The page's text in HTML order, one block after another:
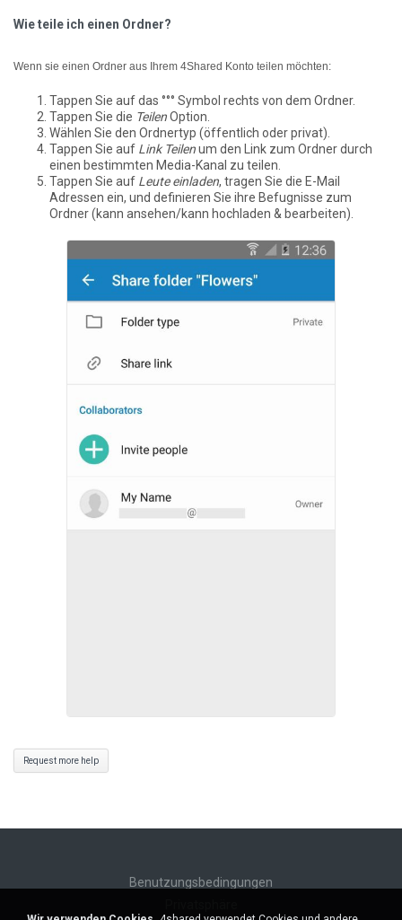
Wie teile ich einen Ordner?
Wenn sie einen Ordner aus Ihrem 4Shared Konto teilen möchten:
Tappen Sie auf das °°° Symbol rechts von dem Ordner.
Tappen Sie die TeilenOption.
Wählen Sie den Ordnertyp (öffentlich oder privat).
Tappen Sie auf Link Teilenum den Link zum Ordner durch
einen bestimmten Media-Kanal zu teilen.
Tappen Sie auf Leute einladen, tragen Sie die E-Mail
Adressen ein, und definieren Sie ihre Befugnisse zum
Ordner (kann ansehen/kann hochladen & bearbeiten).
Request more help
Benutzungsbedingungen